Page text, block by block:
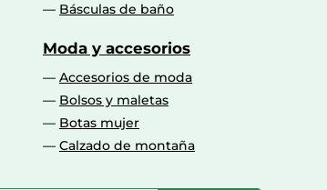
Básculas de baño
Moda y accesorios
Accesorios de moda
Bolsos y maletas
Botas mujer
Calzado de montaña